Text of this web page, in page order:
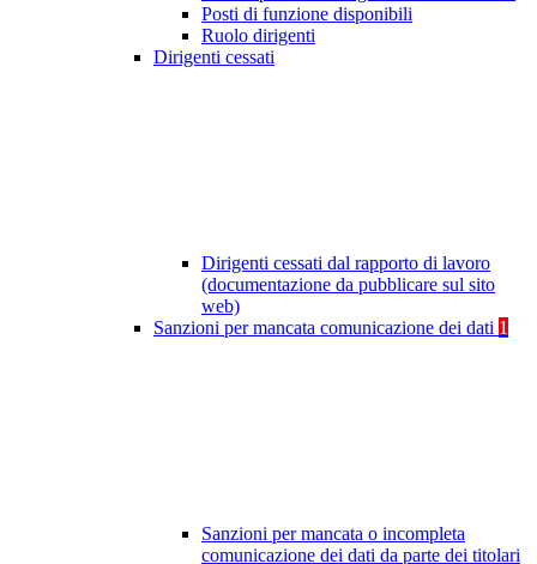
Posti di funzione disponibili
Ruolo dirigenti
Dirigenti cessati
Dirigenti cessati dal rapporto di lavoro
(documentazione da pubblicare sul sito
web)
Sanzioni per mancata comunicazione dei dati 1
Sanzioni per mancata o incompleta
comunicazione dei dati da parte dei titolari